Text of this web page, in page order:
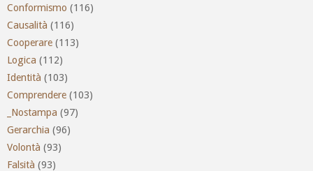
Conformismo (116)
Causalità (116)
Cooperare (113)
Logica (112)
Identità (103)
Comprendere (103)
_Nostampa (97)
Gerarchia (96)
Volontà (93)
Falsità (93)